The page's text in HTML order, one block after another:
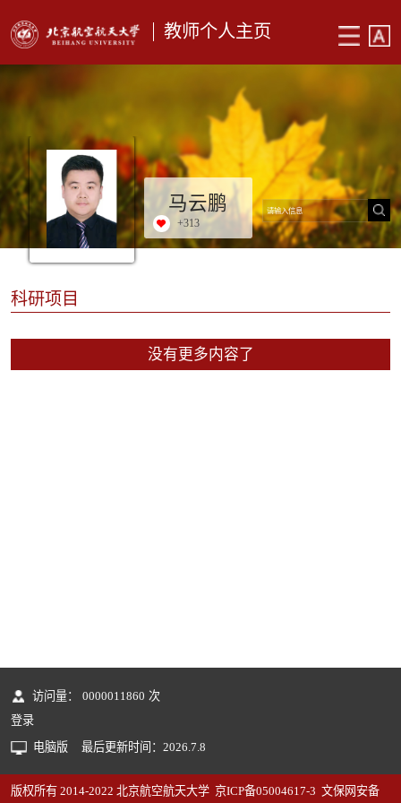
教师个人主页
马云鹏
+313
科研项目
没有更多内容了
访问量： 0000011860 次
登录
电脑版
最后更新时间： 2026 7 8
版权所有 2014-2022 北京航空航天大学 京ICP备05004617-3 文保网安备